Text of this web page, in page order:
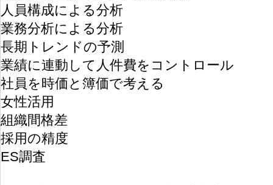
人員構成による分析
業務分析による分析
長期トレンドの予測
業績に連動して人件費をコントロール
社員を時価と簿価で考える
女性活用
組織間格差
採用の精度
ES調査